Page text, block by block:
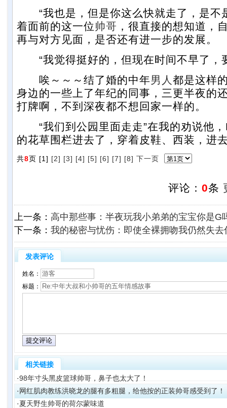
“我也是，但是你这么快就走了，是不
着面前的这一位 帅哥 ，很直接的想知道，
再与对方见面，是否还有进一步的发展。
“我觉得挺好的，但现在时间不早了，
唉～～～结了婚的中年男人 都是这样
身边的一些上了年纪的同事，三更半夜的
打牌啊，不到深夜都不想回家一样的。
“我们到公园里面走走”在我的劝说他，
的花草围栏进去了，穿着皮鞋、西装，进
共8页 [1] [2] [3] [4] [5] [6] [7] [8] 下一页
评论： 0条
上一条： 高中那些事：半夜玩我小弟弟的宝宝你是G
下一条： 我的秘密与忧伤：即使全裸拥吻我仍然失去
发表评论
姓名：
标题：
相关链接
·98年寸头黑皮篮球帅哥，鼻子也太大了！
·网红肌肉教练洪晓龙的腿有多粗腿，给他按的正装帅哥感受到了！
·夏天野生帅哥的荷尔蒙味道